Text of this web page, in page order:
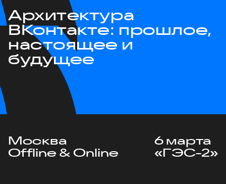
Архитектура
ВКонтакте: прошлое,
настоящее и
будущее
Москва
Offline & Online
6 марта
«ГЭС-2»